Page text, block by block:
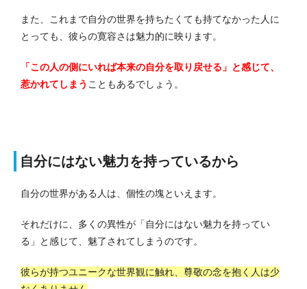
また、これまで自分の世界を持ちたくても持てなかった人に
とっても、彼らの寛容さは魅力的に映ります。
「この人の側にいれば本来の自分を取り戻せる」と感じて、
惹かれてしまう こともあるでしょう。
自分にはない魅力を持っているから
自分の世界がある人は、個性の塊といえます。
それだけに、多くの異性が「自分にはない魅力を持ってい
る」と感じて、魅了されてしまうのです。
彼らが持つユニークな世界観に触れ、尊敬の念を抱く人は少